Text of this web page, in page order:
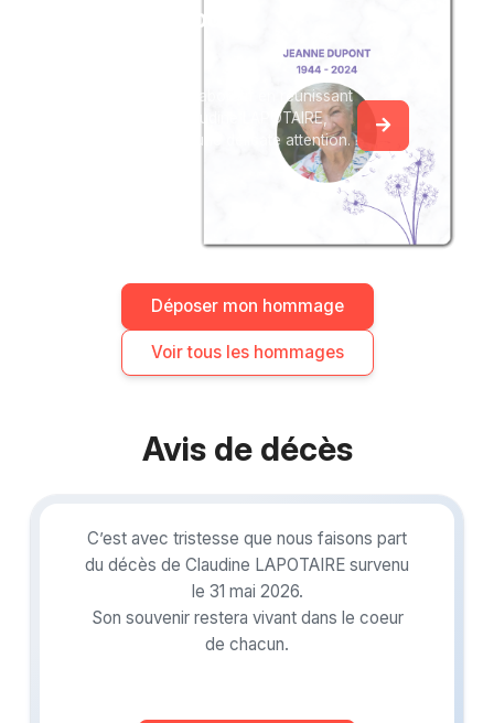
Créez un album
Créez un album collaboratif en réunissant
les hommages à Claudine LAPOTAIRE,
pour vous ou pour une délicate attention.
Déposer mon hommage
Voir tous les hommages
Avis de décès
C’est avec tristesse que nous faisons part
du décès de Claudine LAPOTAIRE survenu
le 31 mai 2026.
Son souvenir restera vivant dans le coeur
de chacun.